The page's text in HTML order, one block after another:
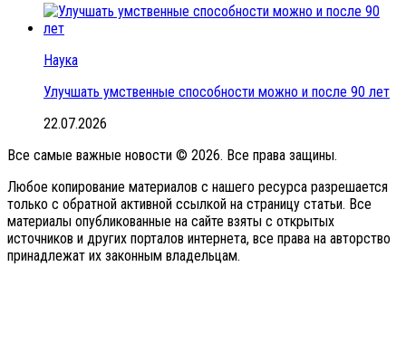
Наука
Улучшать умственные способности можно и после 90 лет
22.07.2026
Все самые важные новости © 2026. Все права защины.
Любое копирование материалов с нашего ресурса разрешается
только с обратной активной ссылкой на страницу статьи. Все
материалы опубликованные на сайте взяты с открытых
источников и других порталов интернета, все права на авторство
принадлежат их законным владельцам.